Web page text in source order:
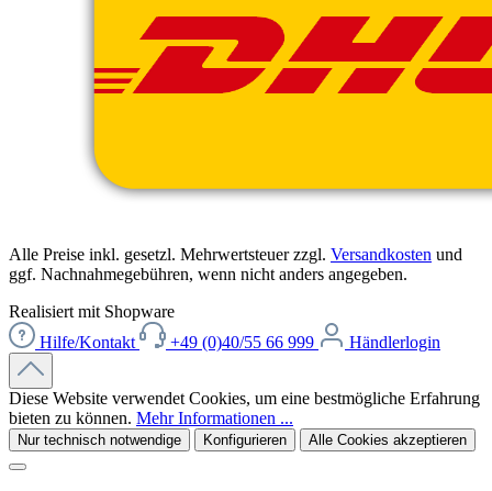
Alle Preise inkl. gesetzl. Mehrwertsteuer zzgl. Versandkosten und
ggf. Nachnahmegebühren, wenn nicht anders angegeben.
Realisiert mit Shopware
Hilfe/Kontakt
+49 (0)40/55 66 999 Händlerlogin
Diese Website verwendet Cookies, um eine bestmögliche Erfahrung
bieten zu können. Mehr Informationen ...
Nur technisch notwendige Konfigurieren Alle Cookies akzeptieren